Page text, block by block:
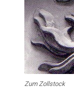
Zum Zollstock